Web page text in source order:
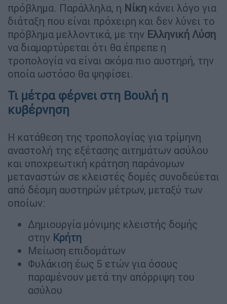
πρόβλημα. Παράλληλα, η Νίκη κάνει λόγο για
διάταξη που είναι πρόχειρη και δεν λύνει το
πρόβλημα μελλοντικά, με την Ελληνική Λύση
να διαμαρτύρεται ότι θα έπρεπε η
τροπολογία να είναι ακόμα πιο αυστηρή, την
οποία ωστόσο θα ψηφίσει.
Τι μέτρα φέρνει στη Βουλή η
κυβέρνηση
Η κατάθεση της τροπολογίας για τρίμηνη
αναστολή της εξέτασης αιτημάτων ασύλου
και υποχρεωτική κράτηση παράνομων
μεταναστών σε κλειστές δομές συνοδεύεται
από δέσμη αυστηρών μέτρων, μεταξύ των
οποίων:
Δημιουργία μόνιμης κλειστής δομής
στην Κρήτη
Μείωση επιδομάτων
Φυλάκιση έως 5 ετών για όσους
παραμένουν μετά την απόρριψη του
ασύλου